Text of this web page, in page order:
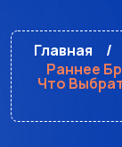
Главная
Раннее
Что